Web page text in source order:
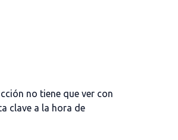
no tiene que ver con
clave a la hora de